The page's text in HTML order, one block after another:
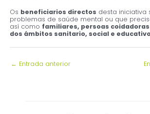
Os beneficiarios directos desta iniciativa
problemas de saúde mental ou que
así como familiares, persoas
dos ámbitos sanitario, social e
← Entrada anterior